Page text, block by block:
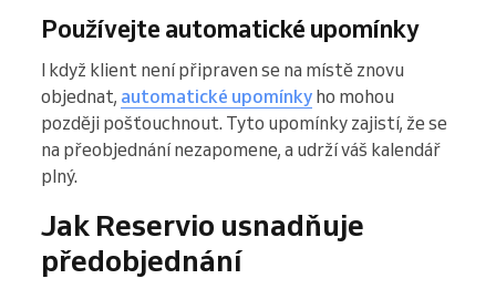
Používejte automatické upomínky
I když klient není připraven se na místě znovu
objednat, automatické upomínky ho mohou
později pošťouchnout. Tyto upomínky zajistí, že se
na přeobjednání nezapomene, a udrží váš kalendář
plný.
Jak Reservio usnadňuje
předobjednání